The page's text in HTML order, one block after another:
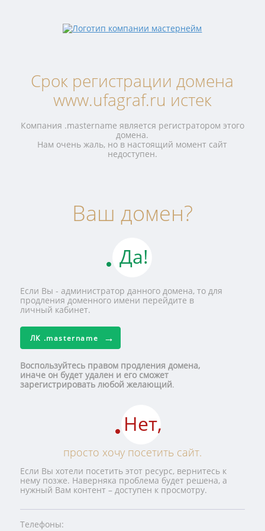
Срок регистрации домена
www.ufagraf.ru истек
Компания .mastername является регистратором этого
домена.
Нам очень жаль, но в настоящий момент сайт
недоступен.
Ваш домен?
Да!
Если Вы - администратор данного домена, то для
продления доменного имени перейдите в
личный кабинет.
ЛК .mastername
Воспользуйтесь правом продления домена,
иначе он будет удален и его сможет
зарегистрировать любой желающий.
Нет,
просто хочу посетить сайт.
Если Вы хотели посетить этот ресурс, вернитесь к
нему позже. Наверняка проблема будет решена, а
нужный Вам контент – доступен к просмотру.
Телефоны: